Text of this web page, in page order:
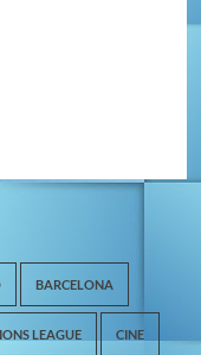
BARCELONA
LEAGUE CINE